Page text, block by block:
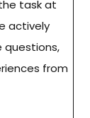
task at
actively
questions,
from